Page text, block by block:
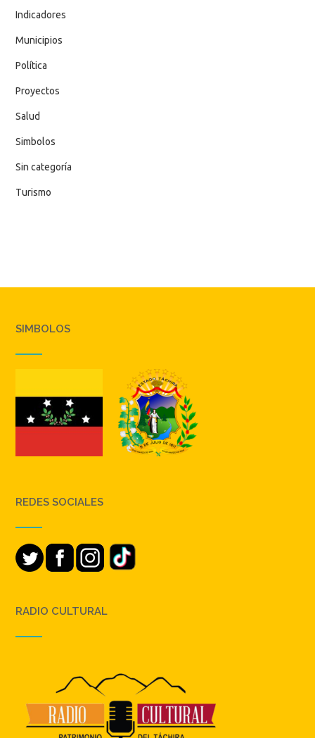
Indicadores
Municipios
Política
Proyectos
Salud
Simbolos
Sin categoría
Turismo
SIMBOLOS
REDES SOCIALES
RADIO CULTURAL